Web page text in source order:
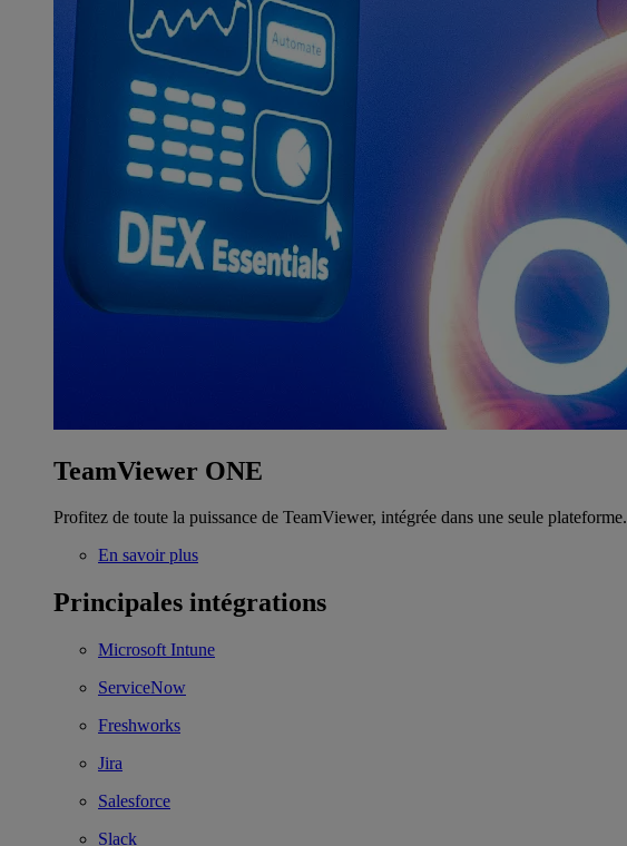
TeamViewer ONE
Profitez de toute la puissance de TeamViewer, intégrée dans une seule plateforme.
En savoir plus
Principales intégrations
Microsoft Intune
ServiceNow
Freshworks
Jira
Salesforce
Slack